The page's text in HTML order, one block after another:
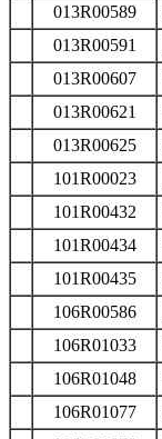
013R00589
013R00591
013R00607
013R00621
013R00625
101R00023
101R00432
101R00434
101R00435
106R00586
106R01033
106R01048
106R01077